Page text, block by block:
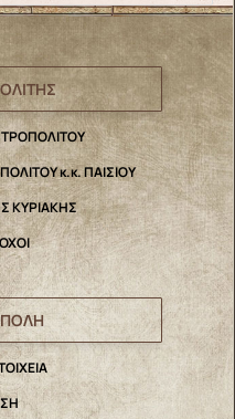
κ.κ. ΠΑΙΣΙΟΥ
ΚΥΡΙΑΚΗΣ